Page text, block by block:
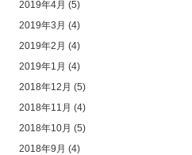
2019年4月 (5)
2019年3月 (4)
2019年2月 (4)
2019年1月 (4)
2018年12月 (5)
2018年11月 (4)
2018年10月 (5)
2018年9月 (4)